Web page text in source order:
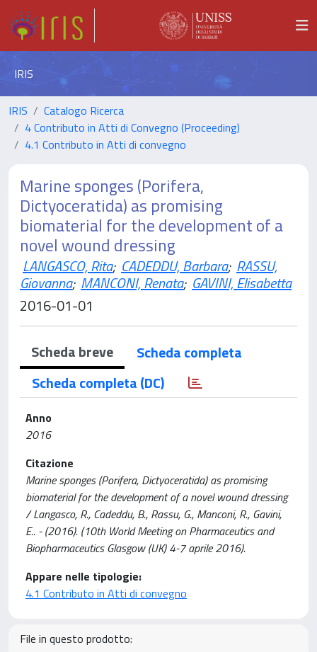
IRIS
IRIS
Catalogo Ricerca
4 Contributo in Atti di Convegno (Proceeding)
4.1 Contributo in Atti di convegno
Marine sponges (Porifera,
Dictyoceratida) as promising
biomaterial for the development of a
novel wound dressing
LANGASCO, Rita; CADEDDU, Barbara; RASSU,
Giovanna; MANCONI, Renata; GAVINI, Elisabetta
2016-01-01
Scheda breve
Scheda completa
Scheda completa (DC)
Anno
2016
Citazione
Marine sponges (Porifera, Dictyoceratida) as promising
biomaterial for the development of a novel wound dressing
/ Langasco, R., Cadeddu, B., Rassu, G., Manconi, R., Gavini,
E.. - (2016). (10th World Meeting on Pharmaceutics and
Biopharmaceutics Glasgow (UK) 4-7 aprile 2016).
Appare nelle tipologie:
4.1 Contributo in Atti di convegno
File in questo prodotto: